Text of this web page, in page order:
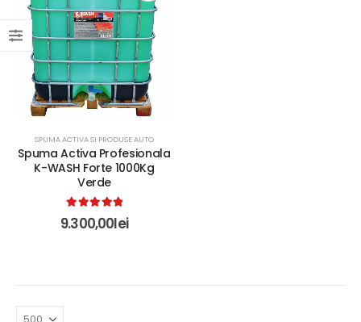
SPUMA ACTIVA SI PRODUSE AUTO
Spuma Activa Profesionala
K-WASH Forte 1000Kg
Verde
5.00out of 5
9.300,00lei